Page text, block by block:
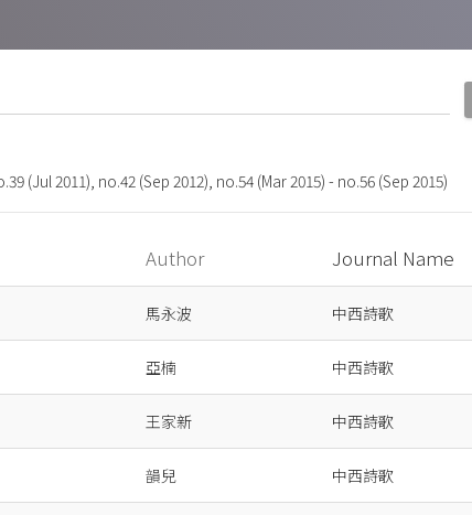
(Jul 2011), no.42 (Sep 2012), no.54 (Mar 2015) - no.56 (Sep 2015)
Author Journal Name
馬永波 中西詩歌
亞楠 中西詩歌
王家新 中西詩歌
韻兒 中西詩歌